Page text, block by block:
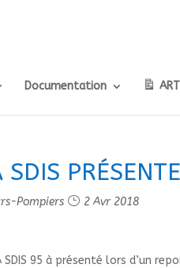
Documentation
SDIS
Pompiers 2 Avr 2018
SDIS 95 à présenté lors d’un